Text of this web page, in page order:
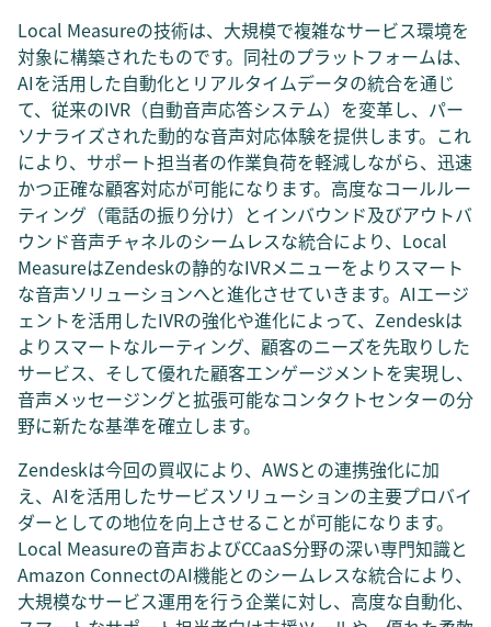
Local Measureの技術は、大規模で複雑なサービス環境を
対象に構築されたものです。同社のプラットフォームは、
AIを活用した自動化とリアルタイムデータの統合を通じ
て、従来のIVR（自動音声応答システム）を変革し、パー
ソナライズされた動的な音声対応体験を提供します。これ
により、サポート担当者の作業負荷を軽減しながら、迅速
かつ正確な顧客対応が可能になります。高度なコールルー
ティング（電話の振り分け）とインバウンド及びアウトバ
ウンド音声チャネルのシームレスな統合により、Local
MeasureはZendeskの静的なIVRメニューをよりスマート
な音声ソリューションへと進化させていきます。AIエージ
ェントを活用したIVRの強化や進化によって、Zendeskは
よりスマートなルーティング、顧客のニーズを先取りした
サービス、そして優れた顧客エンゲージメントを実現し、
音声メッセージングと拡張可能なコンタクトセンターの分
野に新たな基準を確立します。
Zendeskは今回の買収により、AWSとの連携強化に加
え、AIを活用したサービスソリューションの主要プロバイ
ダーとしての地位を向上させることが可能になります。
Local Measureの音声およびCCaaS分野の深い専門知識と
Amazon ConnectのAI機能とのシームレスな統合により、
大規模なサービス運用を行う企業に対し、高度な自動化、